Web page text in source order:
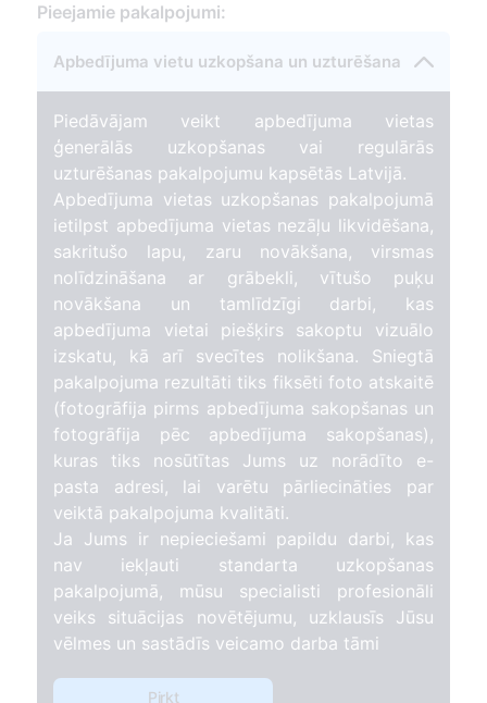
33
Pieejamie pakalpojumi:
Apbedījuma vietu uzkopšana un uzturēšana
Piedāvājam veikt apbedījuma vietas
ģenerālās uzkopšanas vai regulārās
uzturēšanas pakalpojumu kapsētās Latvijā.
Apbedījuma vietas uzkopšanas pakalpojumā
ietilpst apbedījuma vietas nezāļu likvidēšana,
sakritušo lapu, zaru novākšana, virsmas
nolīdzināšana ar grābekli, vītušo puķu
novākšana un tamlīdzīgi darbi, kas
apbedījuma vietai piešķirs sakoptu vizuālo
izskatu, kā arī svecītes nolikšana. Sniegtā
pakalpojuma rezultāti tiks fiksēti foto atskaitē
(fotogrāfija pirms apbedījuma sakopšanas un
fotogrāfija pēc apbedījuma sakopšanas),
kuras tiks nosūtītas Jums uz norādīto e-
pasta adresi, lai varētu pārliecināties par
veiktā pakalpojuma kvalitāti.
Ja Jums ir nepieciešami papildu darbi, kas
nav iekļauti standarta uzkopšanas
pakalpojumā, mūsu specialisti profesionāli
veiks situācijas novētējumu, uzklausīs Jūsu
vēlmes un sastādīs veicamo darba tāmi
Pirkt